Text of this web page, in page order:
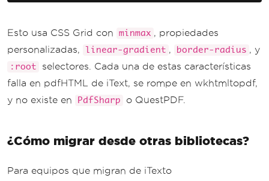
            background: linear-gradi
            border-radius: 12px; pad
ding: 24px; text-align: center;
        }
        .card h3 { color: #6b7280; f
        .card .value { font-size: 2r
rimary); }
Esto usa CSS Grid con minmax , propiedades
personalizadas,
linear-gradient , border-radius , y
:root
selectores. Cada una de estas características
falla en pdfHTML de iText, se rompe en wkhtmltopdf,
y no existe en
PdfSharp o QuestPDF.
¿Cómo migrar desde otras bibliotecas?
Para equipos que migran de iTexto